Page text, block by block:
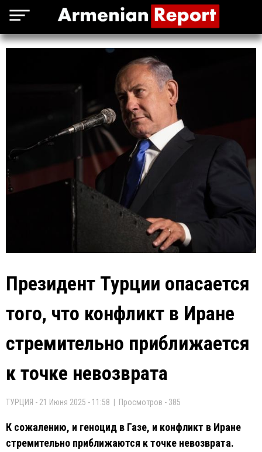
Президент Турции опасается
того, что конфликт в Иране
стремительно приближается
к точке невозврата
ТУРЦИЯ - 21 Июня 2025 - 11:58 | Просмотров - 385
К сожалению, и геноцид в Газе, и конфликт в Иране
стремительно приближаются к точке невозврата.